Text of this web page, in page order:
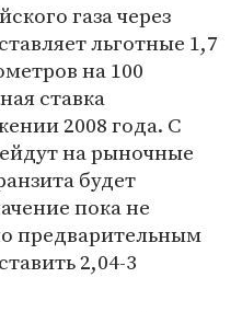
газа через
льготные 1,7
на 100
ставка
2008 года. С
на рыночные
будет
пока не
предварительным
2,04-3